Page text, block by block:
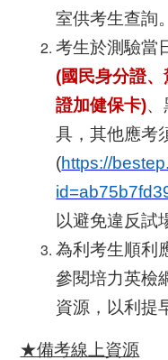
室供考生查詢。
考生於測驗當
(國民身分證
證加健保卡)、
具，其他應考
(https://
以避免違反試
為利考生順利
參閱培力英檢
資源，以利提
★備考線上資源